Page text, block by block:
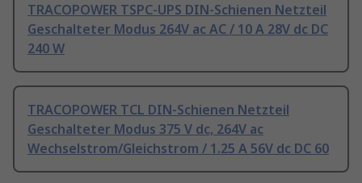
TRACOPOWER TSPC-UPS DIN-Schienen Netzteil
Geschalteter Modus 264V ac AC / 10 A 28V dc DC
240 W
TRACOPOWER TCL DIN-Schienen Netzteil
Geschalteter Modus 375 V dc, 264V ac
Wechselstrom/Gleichstrom / 1.25 A 56V dc DC 60